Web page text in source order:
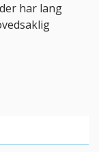
har lang